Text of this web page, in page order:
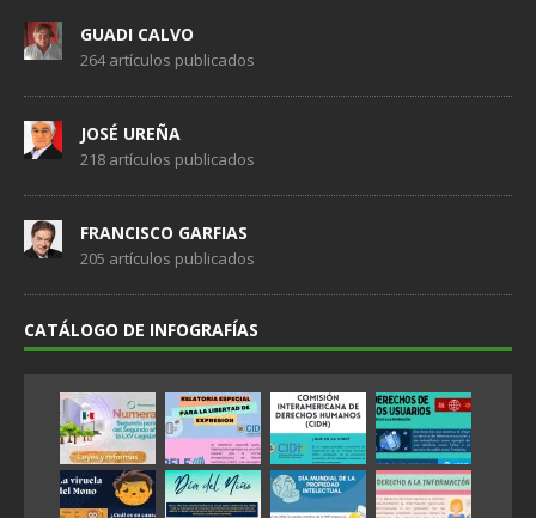
GUADI CALVO
264 artículos publicados
JOSÉ UREÑA
218 artículos publicados
FRANCISCO GARFIAS
205 artículos publicados
CATÁLOGO DE INFOGRAFÍAS